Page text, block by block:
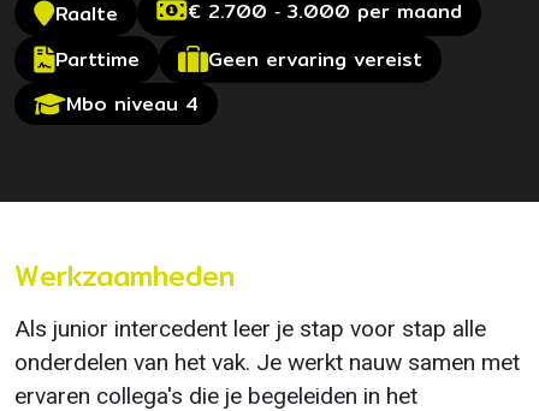
Raalte
€ 2.700 ‐ 3.000 per maand
Parttime
Geen ervaring vereist
Mbo niveau 4
Werkzaamheden
Als junior intercedent leer je stap voor stap alle
onderdelen van het vak. Je werkt nauw samen met
ervaren collega's die je begeleiden in het